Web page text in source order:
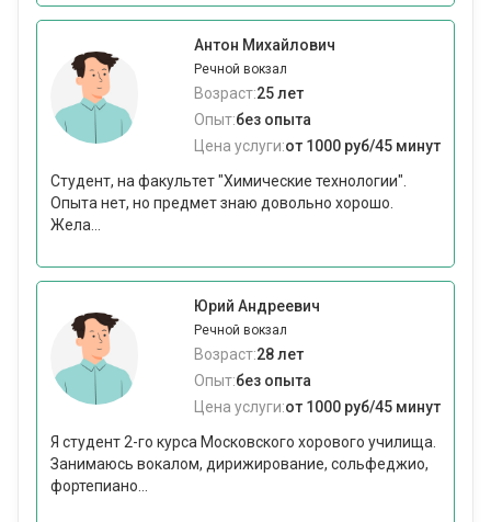
Антон Михайлович
Речной вокзал
Возраст:25 лет
Опыт:без опыта
Цена услуги:от 1000 руб/45 минут
Студент, на факультет "Химические технологии".
Опыта нет, но предмет знаю довольно хорошо.
Жела...
Юрий Андреевич
Речной вокзал
Возраст:28 лет
Опыт:без опыта
Цена услуги:от 1000 руб/45 минут
Я студент 2-го курса Московского хорового училища.
Занимаюсь вокалом, дирижирование, сольфеджио,
фортепиано...